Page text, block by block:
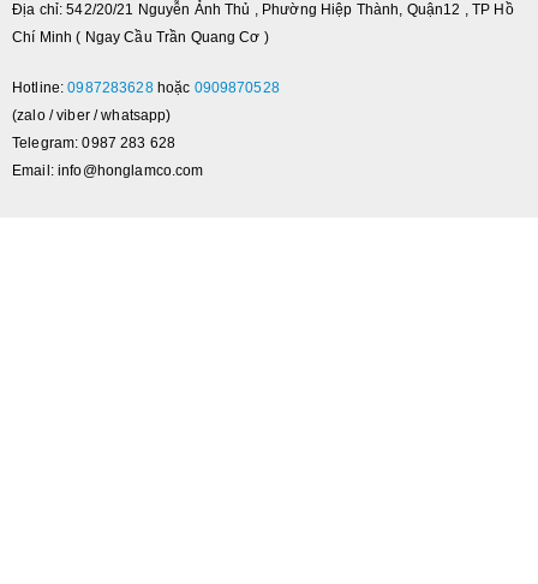
Địa chỉ: 542/20/21 Nguyễn Ảnh Thủ , Phường Hiệp Thành, Quận12 , TP Hồ
Chí Minh ( Ngay Cầu Trần Quang Cơ )
Hotline:0987283628hoặc 0909870528
(zalo / viber / whatsapp)
Telegram: 0987 283 628
Email: info@honglamco.com